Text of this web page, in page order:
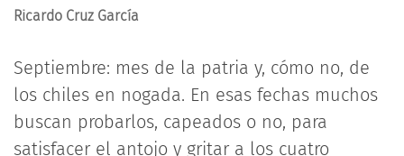
Ricardo Cruz García
Septiembre: mes de la patria y, cómo no, de
los chiles en nogada. En esas fechas muchos
buscan probarlos, capeados o no, para
satisfacer el antojo y gritar a los cuatro